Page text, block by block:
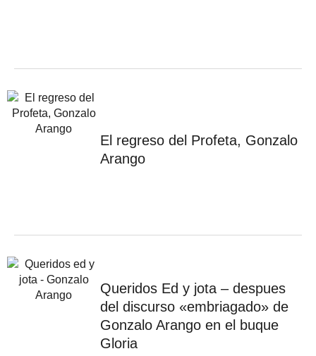
El regreso del Profeta, Gonzalo
Arango
Queridos Ed y jota – despues
del discurso «embriagado» de
Gonzalo Arango en el buque
Gloria